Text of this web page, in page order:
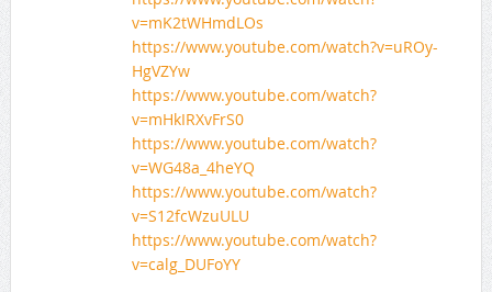
v=mK2tWHmdLOs
https://www.youtube.com/watch?v=uROy-
HgVZYw
https://www.youtube.com/watch?
v=mHkIRXvFrS0
https://www.youtube.com/watch?
v=WG48a_4heYQ
https://www.youtube.com/watch?
v=S12fcWzuULU
https://www.youtube.com/watch?
v=calg_DUFoYY